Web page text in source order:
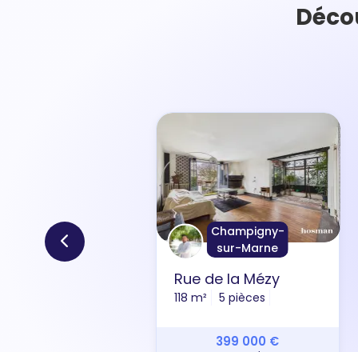
Champigny-
sur-Marne
Rue de la Mézy
118 m² 5 pièces
399 000 €